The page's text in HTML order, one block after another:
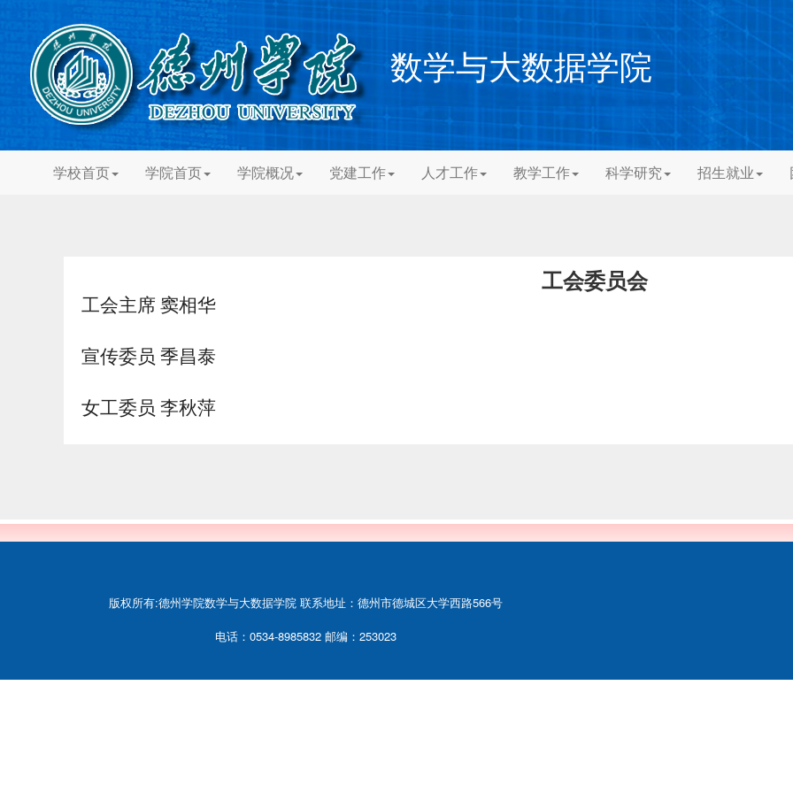
数学与大数据学院
学校首页 学院首页 学院概况 党建工作 人才工作 教学工作 科学研究 招生就业
工会委员会
工会主席 窦相华
宣传委员 季昌泰
女工委员 李秋萍
版权所有:德州学院数学与大数据学院 联系地址：德州市德城区大学西路566号
电话：0534-8985832 邮编：253023